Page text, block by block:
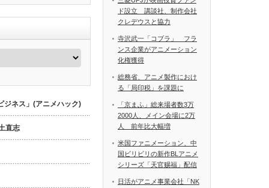
ジネス」(アニメハック)
直志
ド設立 講談社、制作会社
クレデウスと協力
寺沢武一「コブラ」 フラ
ンス企業がアニメーション
化権獲得
総務省、アニメ製作におけ
る「局印税」を課題に
「京まふ」総来場者数3万
2000人、メイン会場に2万
人 前年比大幅増
米国ファニメーション、中
国ビリビリの新作BLアニメ
シリーズ「天官赐福」配信
日活がアニメ事業会社「NK